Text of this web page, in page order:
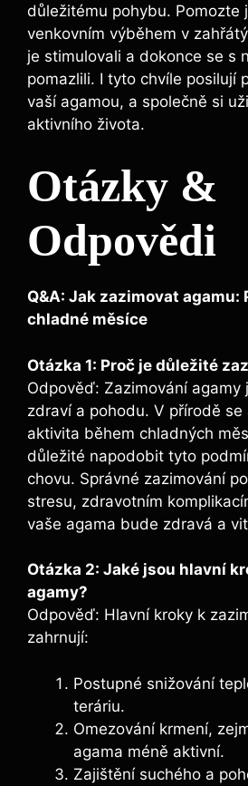
důležitému pohybu. Pomozte
venkovním výběhem v
je stimulovali a dokonce se s
pomazlili. I tyto chvíle posilují
vaší agamou, a společně si
aktivního života.
Otázky &
Odpovědi
Q&A: Jak zazimovat agamu:
chladné měsíce
Otázka 1: Proč je důležité
Odpověď: Zazimování agamy
zdraví a pohodu. V přírodě se
aktivita během chladných
důležité napodobit tyto
chovu. Správné zazimování
stresu, zdravotním
vaše agama bude zdravá a
Otázka 2: Jaké jsou hlavní
agamy?
Odpověď: Hlavní kroky k
zahrnují:
Postupné snižování
teráriu.
Omezování krmení,
agama méně aktivní.
Zajištění suchého a